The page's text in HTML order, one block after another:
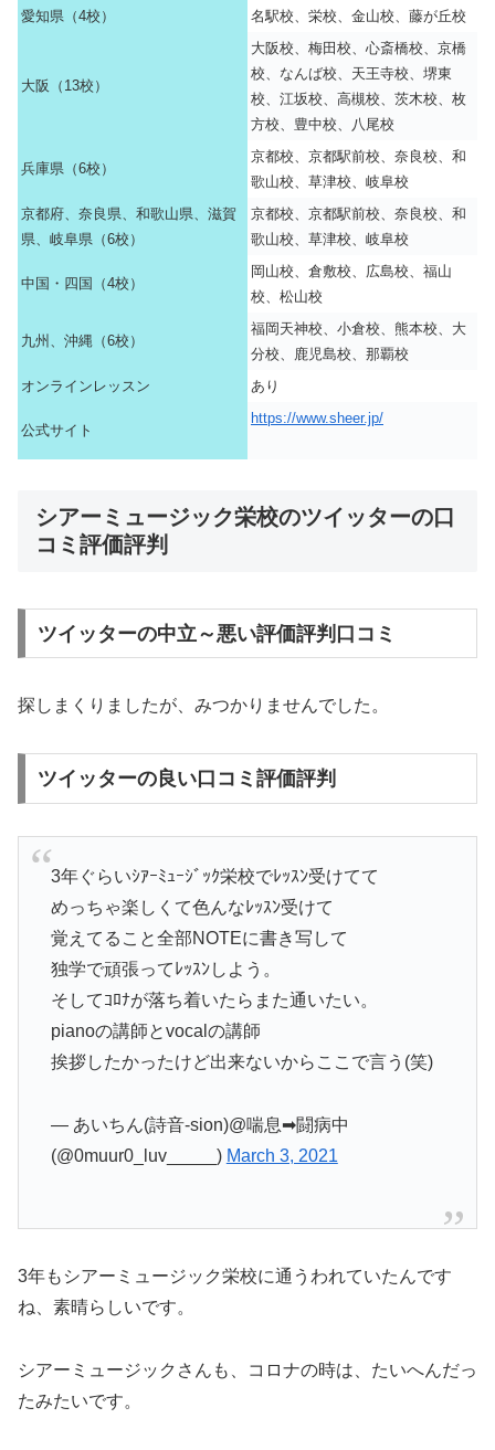
愛知県（4校） 名駅校、栄校、金山校、藤が丘校
大阪（13校）
大阪校、梅田校、心斎橋校、京橋
校、なんば校、天王寺校、堺東
校、江坂校、高槻校、茨木校、枚
方校、豊中校、八尾校
兵庫県（6校）
京都校、京都駅前校、奈良校、和
歌山校、草津校、岐阜校
京都府、奈良県、和歌山県、滋賀
県、岐阜県（6校）
京都校、京都駅前校、奈良校、和
歌山校、草津校、岐阜校
中国・四国（4校）
岡山校、倉敷校、広島校、福山
校、松山校
九州、沖縄（6校）
福岡天神校、小倉校、熊本校、大
分校、鹿児島校、那覇校
オンラインレッスン
あり
公式サイト
https://www.sheer.jp/
シアーミュージック栄校のツイッターの口
コミ評価評判
ツイッターの中立～悪い評価評判口コミ
探しまくりましたが、みつかりませんでした。
ツイッターの良い口コミ評価評判
3年ぐらいｼｱｰﾐｭｰｼﾞｯｸ栄校でﾚｯｽﾝ受けてて
めっちゃ楽しくて色んなﾚｯｽﾝ受けて
覚えてること全部NOTEに書き写して
独学で頑張ってﾚｯｽﾝしよう。
そしてｺﾛﾅが落ち着いたらまた通いたい。
pianoの講師とvocalの講師
挨拶したかったけど出来ないからここで言う(笑)
— あいちん(詩音-sion)@喘息➡闘病中
(@0muur0_luv_____) March 3, 2021
3年もシアーミュージック栄校に通うわれていたんです
ね、素晴らしいです。
シアーミュージックさんも、コロナの時は、たいへんだっ
たみたいです。